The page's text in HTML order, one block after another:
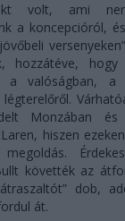
volt, ami
a koncepcióról,
hozzátéve,
a valóságban, a
Monzában
hiszen
követték az
dob,
át.